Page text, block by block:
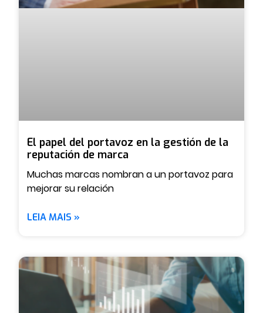
El papel del portavoz en la gestión de la
reputación de marca
Muchas marcas nombran a un portavoz para
mejorar su relación
LEIA MAIS »